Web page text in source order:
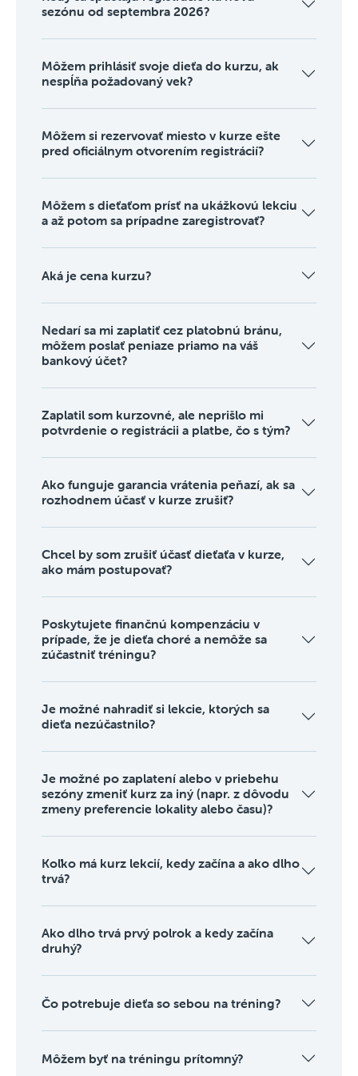
sezónu od septembra 2026?
Môžem prihlásiť svoje dieťa do kurzu, ak
nespĺňa požadovaný vek?
Môžem si rezervovať miesto v kurze ešte
pred oficiálnym otvorením registrácií?
Môžem s dieťaťom prísť na ukážkovú lekciu
a až potom sa prípadne zaregistrovať?
Aká je cena kurzu?
Nedarí sa mi zaplatiť cez platobnú bránu,
môžem poslať peniaze priamo na váš
bankový účet?
Zaplatil som kurzovné, ale neprišlo mi
potvrdenie o registrácii a platbe, čo s tým?
Ako funguje garancia vrátenia peňazí, ak sa
rozhodnem účasť v kurze zrušiť?
Chcel by som zrušiť účasť dieťaťa v kurze,
ako mám postupovať?
Poskytujete finančnú kompenzáciu v
prípade, že je dieťa choré a nemôže sa
zúčastniť tréningu?
Je možné nahradiť si lekcie, ktorých sa
dieťa nezúčastnilo?
Je možné po zaplatení alebo v priebehu
sezóny zmeniť kurz za iný (napr. z dôvodu
zmeny preferencie lokality alebo času)?
Koľko má kurz lekcií, kedy začína a ako dlho
trvá?
Ako dlho trvá prvý polrok a kedy začína
druhý?
Čo potrebuje dieťa so sebou na tréning?
Môžem byť na tréningu prítomný?